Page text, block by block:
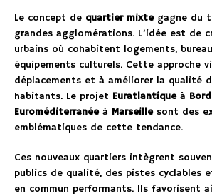
Le concept de quartier mixtegagne du
grandes agglomérations. L’idée est de
urbains où cohabitent logements,
équipements culturels. Cette approche
déplacements et à améliorer la qualité
habitants. Le projet Euratlantiqueà
Euroméditerranéeà Marseillesont des
emblématiques de cette tendance.
Ces nouveaux quartiers intègrent
publics de qualité, des pistes cyclables
en commun performants. Ils favorisent